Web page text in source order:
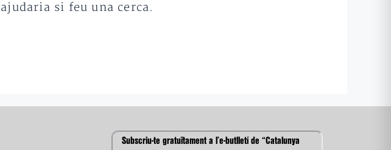
si feu una cerca.
Subscriu-te gratuïtament a l’e-butlletí de “Catalunya